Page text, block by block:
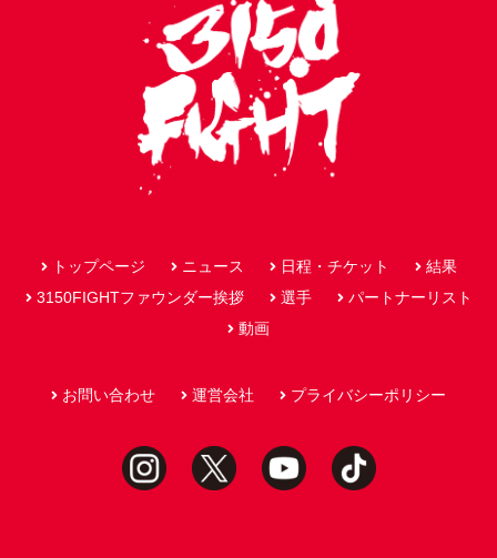
トップページ ニュース 日程・チケット
結果
3150FIGHTファウンダー挨拶
選手
パートナーリスト
動画
お問い合わせ 運営会社 プライバシーポリシー